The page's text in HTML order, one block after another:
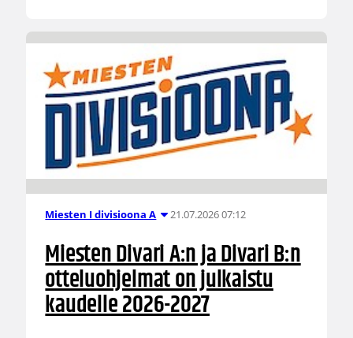
Miesten I divisioona A 21.07.2026 07:12
Miesten Divari A:n ja Divari B:n
otteluohjelmat on julkaistu
kaudelle 2026-2027